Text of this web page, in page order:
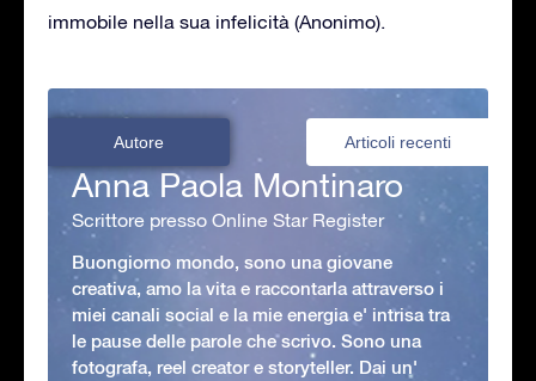
immobile nella sua infelicità (Anonimo).
Autore Articoli recenti
Anna Paola Montinaro
Scrittore presso Online Star Register
Buongiorno mondo, sono una giovane
creativa, amo la vita e raccontarla attraverso i
miei canali social e la mie energia e' intrisa tra
le pause delle parole che scrivo. Sono una
fotografa, reel creator e storyteller. Dai un'